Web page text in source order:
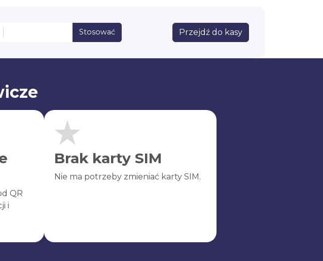
Stosować Przejdź do kasy
QR
i
Brak karty SIM
Nie ma potrzeby zmieniać karty SIM.